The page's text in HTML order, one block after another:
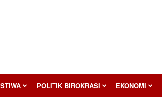
POLITIK BIROKRASI EKONOMI